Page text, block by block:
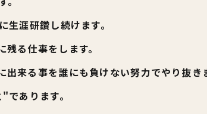
涯研鑽し続けます。
る仕事をします。
来る事を誰にも負けない努力でやり抜き
あります。